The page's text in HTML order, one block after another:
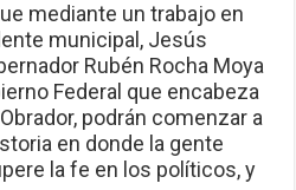
mediante un trabajo en
municipal, Jesús
Rubén Rocha Moya
Federal que encabeza
podrán comenzar a
en donde la gente
la fe en los políticos, y